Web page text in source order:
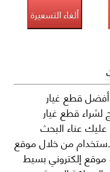
ألغاء التسعيرة
قطع غيار
لشراء قطع غيار
عناء البحث
من خلال موقع
إلكتروني بسيط